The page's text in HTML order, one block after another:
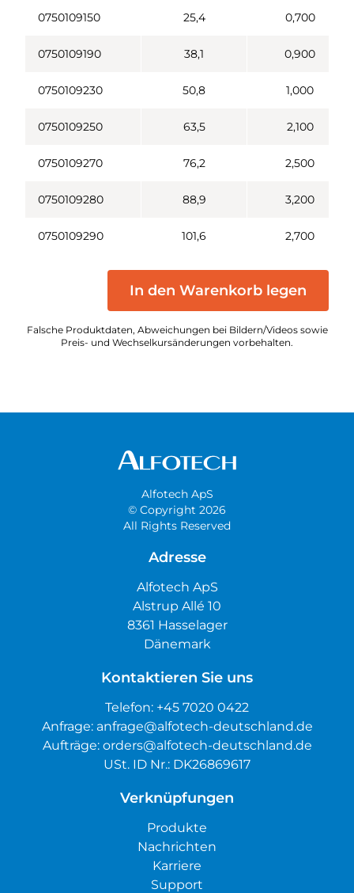
0750109150 25,4 0,700
0750109190 38,1 0,900
0750109230 50,8 1,000
0750109250 63,5 2,100
0750109270 76,2 2,500
0750109280 88,9 3,200
0750109290 101,6 2,700
In den Warenkorb legen
Falsche Produktdaten, Abweichungen bei Bildern/Videos sowie
Preis- und Wechselkursänderungen vorbehalten.
Alfotech ApS
© Copyright 2026
All Rights Reserved
Adresse
Alfotech ApS
Alstrup Allé 10
8361 Hasselager
Dänemark
Kontaktieren Sie uns
Telefon: +45 7020 0422
Anfrage: anfrage@alfotech-deutschland.de
Aufträge: orders@alfotech-deutschland.de
USt. ID Nr.: DK26869617
Verknüpfungen
Produkte
Nachrichten
Karriere
Support